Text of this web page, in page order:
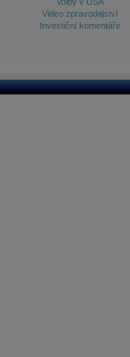
Video zpravodajství
Investiční komentáře